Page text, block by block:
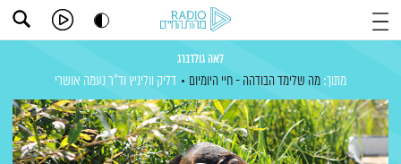
לאה גולדברג
מתוך: מה שלימד הבודהה - חיי היומיום דליק ווליניץ וד"ר נעמה אושרי